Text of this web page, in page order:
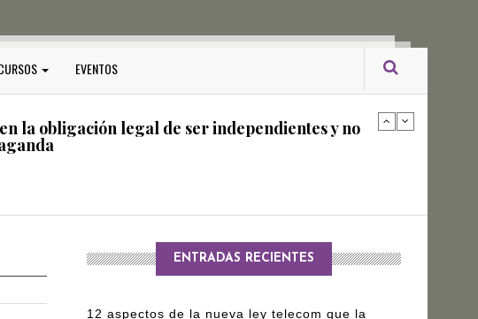
EVENTOS
la obligación legal de ser independientes y no
deben garantizar independencia editorial de
ENTRADAS RECIENTES
12 aspectos de la nueva ley telecom que la